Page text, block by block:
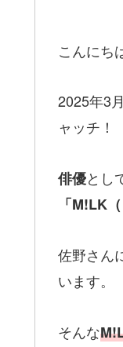
こんにち
2025年3
ャッチ！
俳優とし
「M!LK
佐野さん
います。
そんな